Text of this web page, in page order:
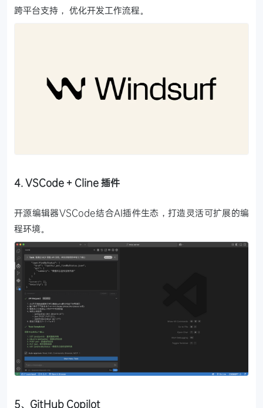
跨平台支持， 优化开发工作流程。
4. VSCode + Cline 插件
开源编辑器VSCode结合AI插件生态，打造灵活可扩展的编
程环境。
5、GitHub Copilot